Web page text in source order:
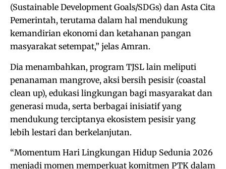
(Sustainable Development Goals/SDGs) dan Asta Cita
Pemerintah, terutama dalam hal mendukung
kemandirian ekonomi dan ketahanan pangan
masyarakat setempat,” jelas Amran.
Dia menambahkan, program TJSL lain meliputi
penanaman mangrove, aksi bersih pesisir (coastal
clean up), edukasi lingkungan bagi masyarakat dan
generasi muda, serta berbagai inisiatif yang
mendukung terciptanya ekosistem pesisir yang
lebih lestari dan berkelanjutan.
“Momentum Hari Lingkungan Hidup Sedunia 2026
menjadi momen memperkuat komitmen PTK dalam